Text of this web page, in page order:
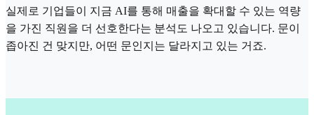
실제로 기업들이 지금 AI를 통해 매출을 확대할 수 있는 역량
을 가진 직원을 더 선호한다는 분석도 나오고 있습니다. 문이
좁아진 건 맞지만, 어떤 문인지는 달라지고 있는 거죠.